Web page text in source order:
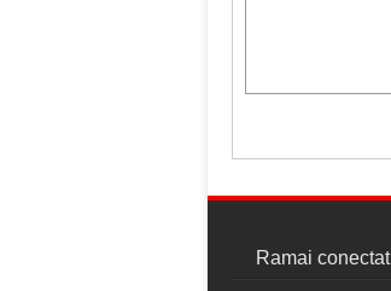
Ramai conectat